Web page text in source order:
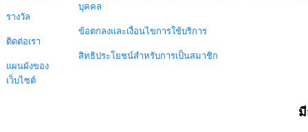
รางวัล
ติดต่อเรา
แผนผังของ
เว็บไซต์
บุคคล
ข้อตกลงและเงื่อนไขการใช้บริการ
สิทธิประโยชน์สำหรับการเป็นสมาชิก